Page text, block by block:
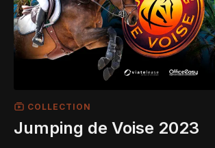
COLLECTION
Jumping de Voise 2023